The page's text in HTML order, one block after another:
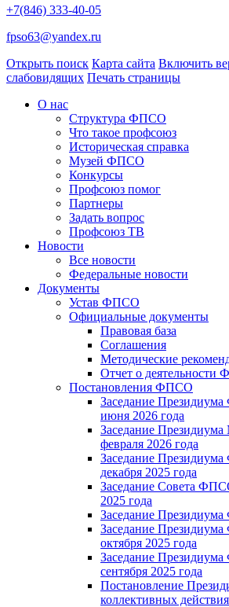
+7(846) 333-40-05
fpso63@yandex.ru
Открыть поиск Карта сайта Включить
слабовидящих Печать страницы
О нас
Структура ФПСО
Что такое профсоюз
Историческая справка
Музей ФПСО
Конкурсы
Профсоюз помог
Партнеры
Задать вопрос
Профсоюз ТВ
Новости
Все новости
Федеральные новости
Документы
Устав ФПСО
Официальные документы
Правовая база
Соглашения
Методические
Отчет о
Постановления ФПСО
Заседание
июня 2026 года
Заседание
февраля 2026 года
Заседание
декабря 2025 года
Заседание Совета
2025 года
Заседание
Заседание
октября 2025 года
Заседание
сентября 2025 года
Постановление
коллективных